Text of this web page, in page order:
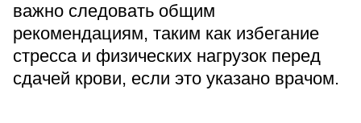
важно следовать общим
рекомендациям, таким как избегание
стресса и физических нагрузок перед
сдачей крови, если это указано врачом.